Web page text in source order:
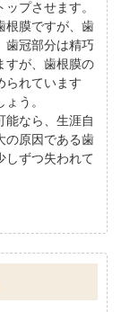
プさせます。
根膜ですが、歯
歯冠部分は精巧
すが、歯根膜の
られています
う。
能なら、生涯自
の原因である歯
しずつ失われて